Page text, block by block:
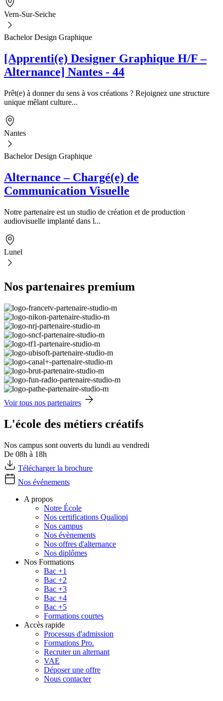
Vern-Sur-Seiche
Bachelor Design Graphique
[Apprenti(e) Designer Graphique H/F –
Alternance] Nantes - 44
Prêt(e) à donner du sens à vos créations ? Rejoignez une structure
unique mêlant culture...
Nantes
Bachelor Design Graphique
Alternance – Chargé(e) de
Communication Visuelle
Notre partenaire est un studio de création et de production
audiovisuelle implanté dans l...
Lunel
Nos partenaires premium
Voir tous nos partenaires
L'école des métiers créatifs
Nos campus sont ouverts du lundi au vendredi
De 08h à 18h
Télécharger la brochure
Nos événements
A propos
Notre École
Nos certifications Qualiopi
Nos campus
Nos évènements
Nos offres d'alternance
Nos diplômes
Nos Formations
Bac +1
Bac +2
Bac +3
Bac +4
Bac +5
Formations courtes
Accès rapide
Processus d'admission
Formations Pro.
Recruter un alternant
VAE
Déposer une offre
Nous contacter